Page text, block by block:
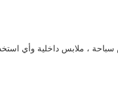
، ملابس داخلية وأي